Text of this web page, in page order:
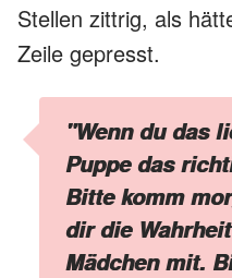
Stellen zittrig, als
Zeile gepresst.
"Wenn du das
Puppe das
Bitte komm
dir die
Mädchen mit.